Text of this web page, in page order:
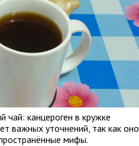
чай: канцероген в кружке
важных уточнений, так как оно
мифы.